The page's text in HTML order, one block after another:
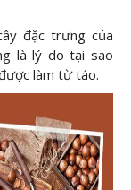
đặc trưng của
là lý do tại sao
làm từ táo.